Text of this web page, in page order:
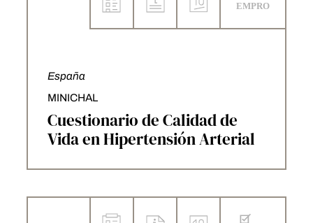
España
MINICHAL
Cuestionario de Calidad de
Vida en Hipertensión Arterial